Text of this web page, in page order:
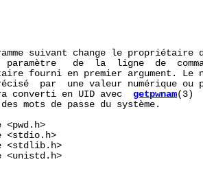
suivant change le propriétaire
paramètre   de  la  ligne  de
fourni en premier argument. Le
par  une valeur numérique ou
converti en UID avec
getpwnam(3)
mots de passe du système.
<pwd.h>
<stdio.h>
<stdlib.h>
<unistd.h>